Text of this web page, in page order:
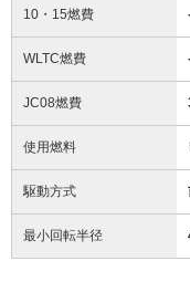
10・15燃費
WLTC燃費
JC08燃費
使用燃料
駆動方式
最小回転半径